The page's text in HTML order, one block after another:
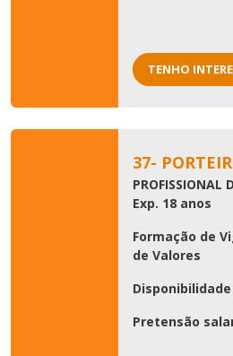
TENHO
37-
PROFISSIONAL
Exp. 18 anos
Formação de
de Valores
Disponibilidade
Pretensão